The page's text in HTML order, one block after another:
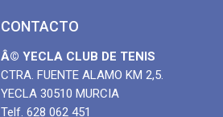
CONTACTO
Â© YECLA CLUB DE TENIS
CTRA. FUENTE ALAMO KM 2,5.
YECLA 30510 MURCIA
Telf. 628 062 451